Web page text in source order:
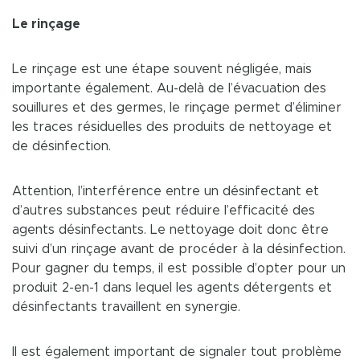
Le rinçage
Le rinçage est une étape souvent négligée, mais
importante également. Au-delà de l’évacuation des
souillures et des germes, le rinçage permet d’éliminer
les traces résiduelles des produits de nettoyage et
de désinfection.
Attention, l’interférence entre un désinfectant et
d’autres substances peut réduire l’efficacité des
agents désinfectants. Le nettoyage doit donc être
suivi d’un rinçage avant de procéder à la désinfection.
Pour gagner du temps, il est possible d’opter pour un
produit 2-en-1 dans lequel les agents détergents et
désinfectants travaillent en synergie.
Il est également important de signaler tout problème